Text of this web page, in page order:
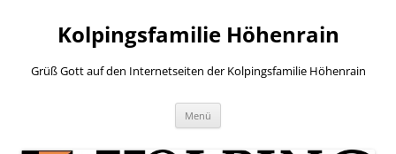
springenKolpingsfamilie Höhenrain
Grüß Gott auf den Internetseiten der Kolpingsfamilie Höhenrain
Menü